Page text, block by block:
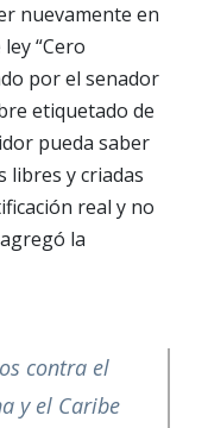
nuevamente en
“Cero
por el senador
etiquetado de
pueda saber
libres y criadas
real y no
la
contra el
y el Caribe